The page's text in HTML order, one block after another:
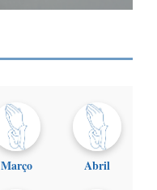
Março Abril